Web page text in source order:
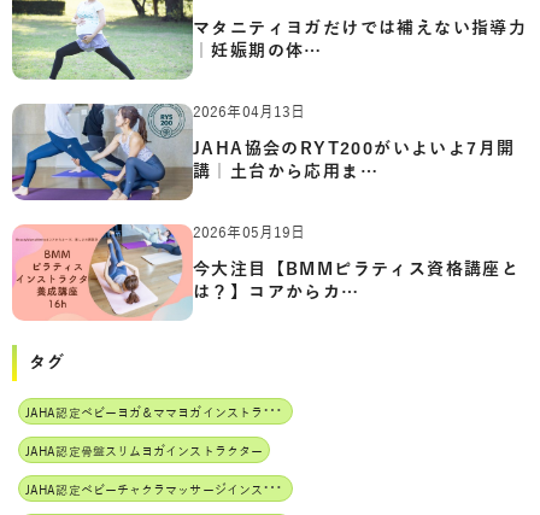
マタニティヨガだけでは補えない指導力
｜妊娠期の体…
2026年04月13日
JAHA協会のRYT200がいよいよ7月開
講｜土台から応用ま…
2026年05月19日
今大注目【BMMピラティス資格講座と
は？】コアからカ…
タグ
J
AHA認定ベビーヨガ＆ママヨガインストラクター
JAHA認定骨盤スリムヨガインストラクター
J
AHA認定ベビーチャクラマッサージインストラクター